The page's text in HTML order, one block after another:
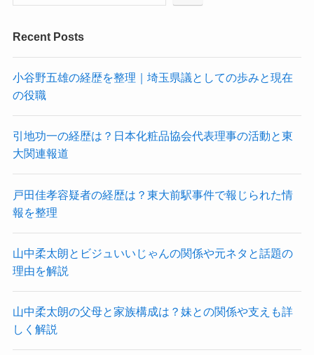
Recent Posts
小谷野五雄の経歴を整理｜埼玉県議としての歩みと現在
の役職
引地功一の経歴は？日本化粧品協会代表理事の活動と東
大関連報道
戸田佳孝容疑者の経歴は？東大前駅事件で報じられた情
報を整理
山中柔太朗とビジュいいじゃんの関係や元ネタと話題の
理由を解説
山中柔太朗の父母と家族構成は？妹との関係や支えも詳
しく解説